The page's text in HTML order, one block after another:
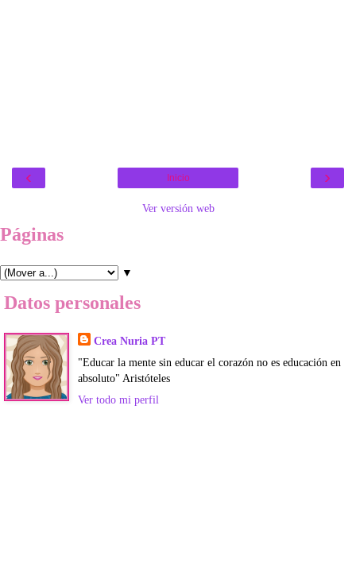
‹ ›
Inicio
Ver versión web
Páginas
▼
Datos personales
Crea Nuria PT
"Educar la mente sin educar el corazón no es educación en
absoluto" Aristóteles
Ver todo mi perfil